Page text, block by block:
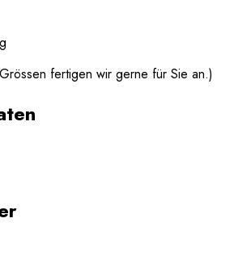
fertigen wir gerne für Sie an.)